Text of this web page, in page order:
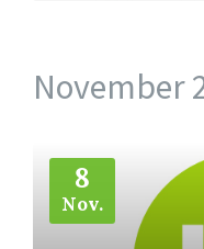
November
8
Nov.